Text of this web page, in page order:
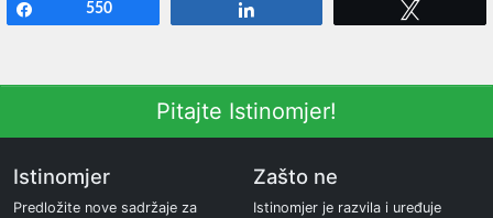
550
Pitajte Istinomjer!
Istinomjer
Predložite nove sadržaje za
Zašto ne
Istinomjer je razvila i uređuje